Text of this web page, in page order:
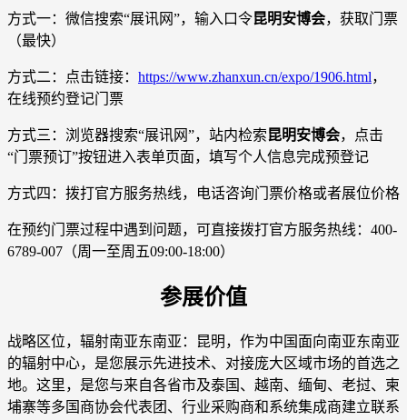
方式一：微信搜索“展讯网”，输入口令昆明安博会，获取门票
（最快）
方式二：点击链接： https://www.zhanxun.cn/expo/1906.html，
在线预约登记门票
方式三：浏览器搜索“展讯网”，站内检索昆明安博会，点击
“门票预订”按钮进入表单页面，填写个人信息完成预登记
方式四：拨打官方服务热线，电话咨询门票价格或者展位价格
在预约门票过程中遇到问题，可直接拨打官方服务热线：400-
6789-007（周一至周五09:00-18:00）
参展价值
战略区位，辐射南亚东南亚：昆明，作为中国面向南亚东南亚
的辐射中心，是您展示先进技术、对接庞大区域市场的首选之
地。这里，是您与来自各省市及泰国、越南、缅甸、老挝、柬
埔寨等多国商协会代表团、行业采购商和系统集成商建立联系